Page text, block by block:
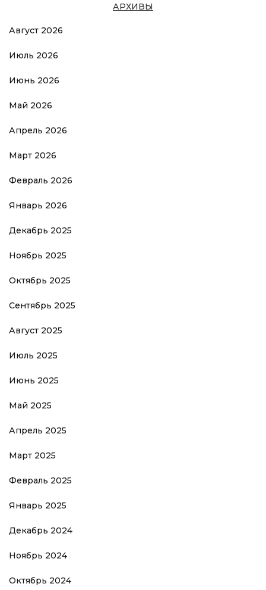
АРХИВЫ
Август 2026
Июль 2026
Июнь 2026
Май 2026
Апрель 2026
Март 2026
Февраль 2026
Январь 2026
Декабрь 2025
Ноябрь 2025
Октябрь 2025
Сентябрь 2025
Август 2025
Июль 2025
Июнь 2025
Май 2025
Апрель 2025
Март 2025
Февраль 2025
Январь 2025
Декабрь 2024
Ноябрь 2024
Октябрь 2024